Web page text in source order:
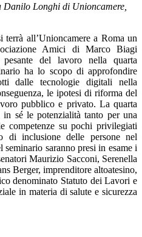
Danilo Longhi di Unioncamere,
all’Unioncamere a Roma un
Amici di Marco Biagi
del lavoro nella quarta
ha lo scopo di approfondire
dalle tecnologie digitali nella
le ipotesi di riforma del
pubblico e privato. La quarta
sé le potenzialità tanto per una
competenze su pochi privilegiati
di inclusione delle persone nel
saranno presi in esame i
Maurizio Sacconi, Serenella
Berger, imprenditore altoatesino,
denominato Statuto dei Lavori e
in materia di salute e sicurezza